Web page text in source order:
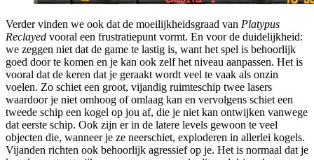
Verder vinden we ook dat de moeilijkheidsgraad van Platypus
Reclayed vooral een frustratiepunt vormt. En voor de duidelijkheid:
we zeggen niet dat de game te lastig is, want het spel is behoorlijk
goed door te komen en je kan ook zelf het niveau aanpassen. Het is
vooral dat de keren dat je geraakt wordt veel te vaak als onzin
voelen. Zo schiet een groot, vijandig ruimteschip twee lasers
waardoor je niet omhoog of omlaag kan en vervolgens schiet een
tweede schip een kogel op jou af, die je niet kan ontwijken vanwege
dat eerste schip. Ook zijn er in de latere levels gewoon te veel
objecten die, wanneer je ze neerschiet, exploderen in allerlei kogels.
Vijanden richten ook behoorlijk agressief op je. Het is normaal dat je